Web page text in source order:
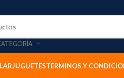
JUGUETESTERMINOS Y